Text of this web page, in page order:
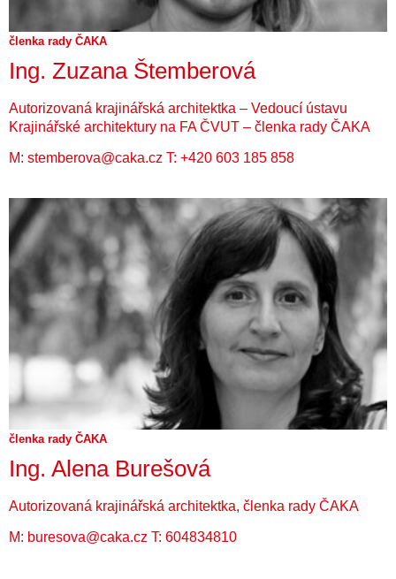
členka rady ČAKA
Ing. Zuzana Štemberová
Autorizovaná krajinářská architektka – Vedoucí ústavu
Krajinářské architektury na FA ČVUT – členka rady ČAKA
M: stemberova@caka.cz T: +420 603 185 858
členka rady ČAKA
Ing. Alena Burešová
Autorizovaná krajinářská architektka, členka rady ČAKA
M: buresova@caka.cz T: 604834810